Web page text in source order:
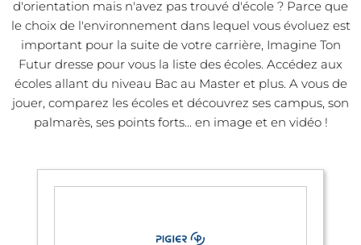
d'orientation mais n'avez pas trouvé d'école ? Parce que
le choix de l'environnement dans lequel vous évoluez est
important pour la suite de votre carrière, Imagine Ton
Futur dresse pour vous la liste des écoles. Accédez aux
écoles allant du niveau Bac au Master et plus. A vous de
jouer, comparez les écoles et découvrez ses campus, son
palmarès, ses points forts... en image et en vidéo !